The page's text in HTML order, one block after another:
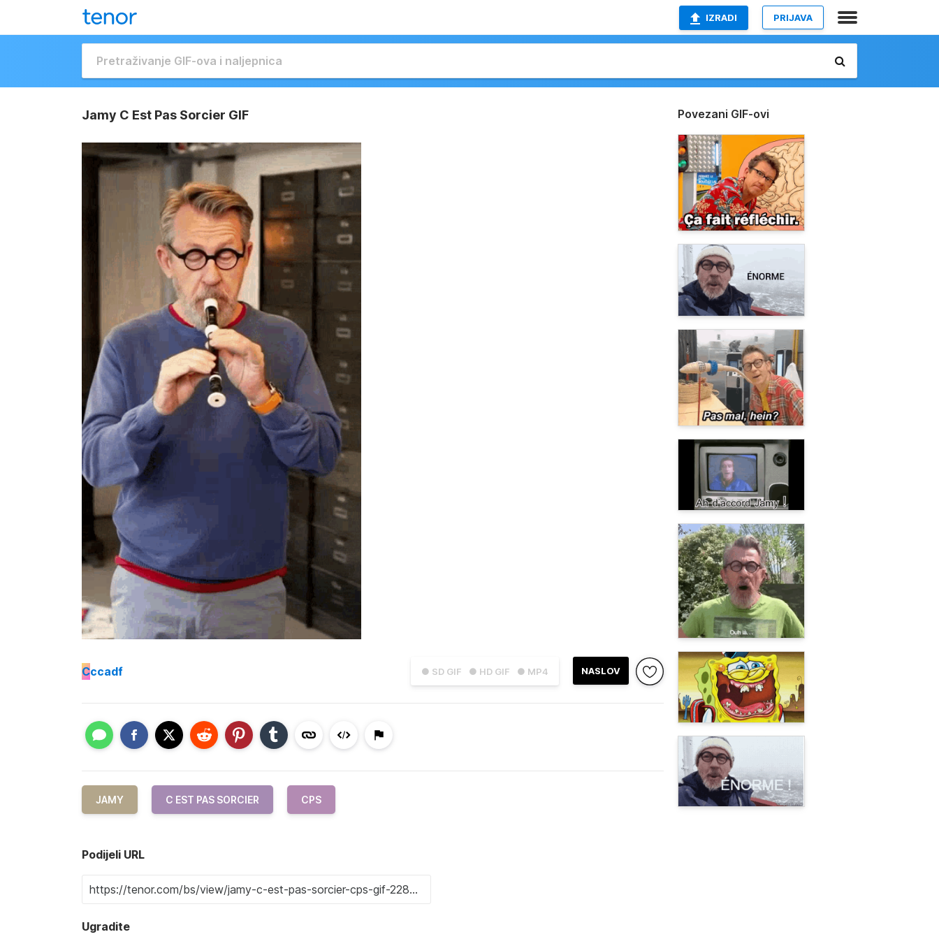
IZRADI PRIJAVA
Jamy C Est Pas Sorcier GIF
● SD GIF ● HD GIF ● MP4 NASLOV
Cccadf
JAMY C EST PAS SORCIER CPS
Podijeli URL
Ugradite
Povezani GIF-ovi